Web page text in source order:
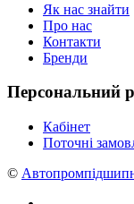
Як нас знайти
Про нас
Контакти
Бренди
Персональний
Кабінет
Поточні
©